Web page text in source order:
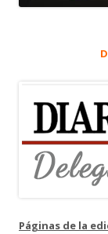
Páginas de la